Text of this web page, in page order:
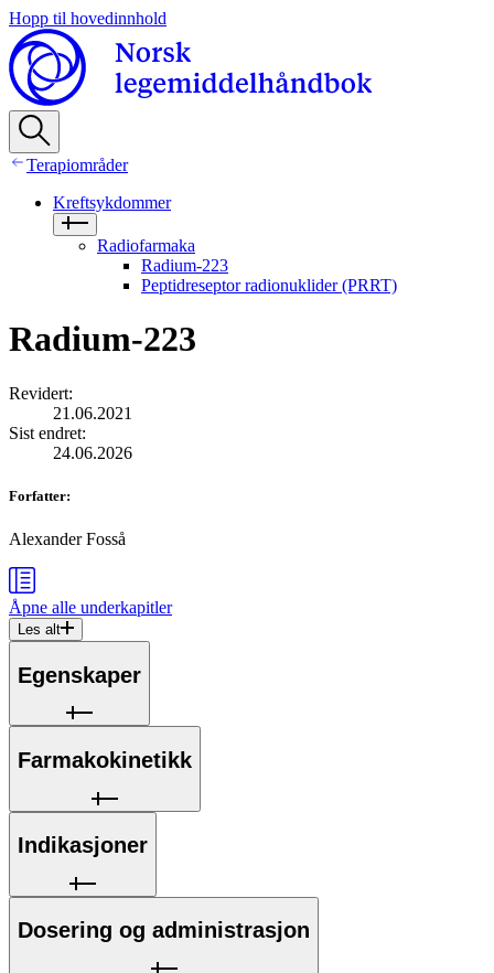
Hopp til hovedinnhold
Terapiområder
Kreftsykdommer
Radiofarmaka
Radium-223
Peptidreseptor radionuklider (PRRT)
Radium-223
Revidert:
21.06.2021
Sist endret:
24.06.2026
Forfatter:
Alexander Fosså
Åpne alle underkapitler
Les alt
Egenskaper
Farmakokinetikk
Indikasjoner
Dosering og administrasjon